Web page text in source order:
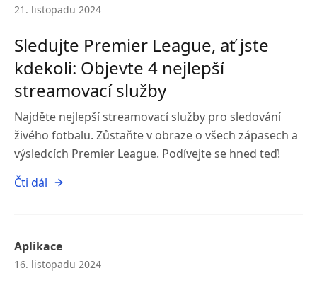
21. listopadu 2024
Sledujte Premier League, ať jste
kdekoli: Objevte 4 nejlepší
streamovací služby
Najděte nejlepší streamovací služby pro sledování
živého fotbalu. Zůstaňte v obraze o všech zápasech a
výsledcích Premier League. Podívejte se hned teď!
Čti dál
Aplikace
16. listopadu 2024